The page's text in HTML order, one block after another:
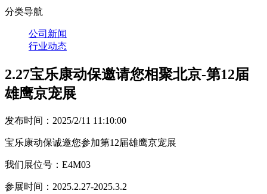
分类导航
公司新闻
行业动态
2.27宝乐康动保邀请您相聚北京-第12届
雄鹰京宠展
发布时间：2025/2/11 11:10:00
宝乐康动保诚邀您参加第12届雄鹰京宠展
我们展位号：E4M03
参展时间：2025.2.27-2025.3.2